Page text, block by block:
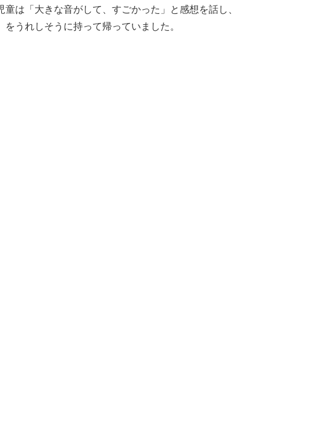
は「大きな音がして、すごかった」と感想を話し、
うれしそうに持って帰っていました。